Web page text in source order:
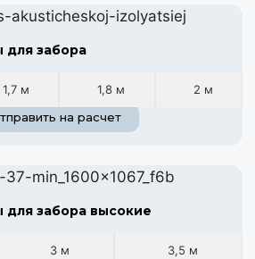
для забора
1,7 м 1,8 м
2 м
на расчет
для забора высокие
3 м
3,5 м